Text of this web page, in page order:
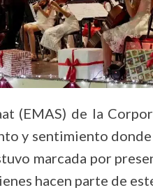
(EMAS) de la
y sentimiento
marcada por
hacen parte de